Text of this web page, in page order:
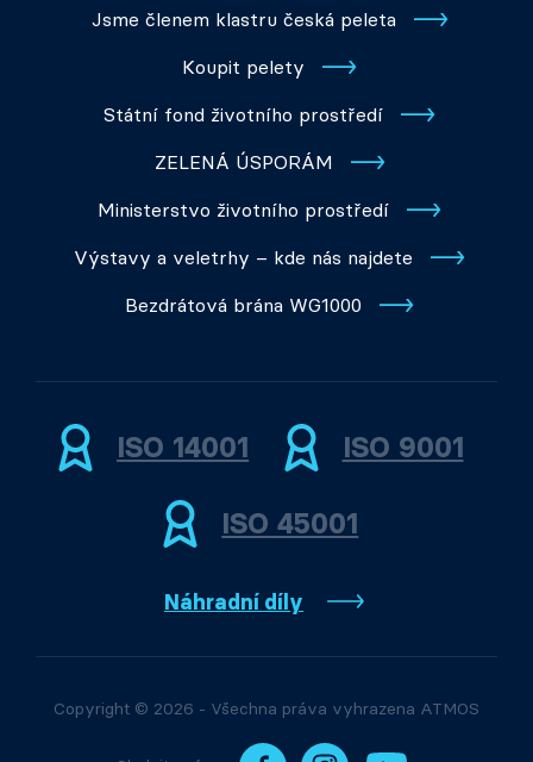
Jsme členem klastru česká peleta
Koupit pelety
Státní fond životního prostředí
ZELENÁ ÚSPORÁM
Ministerstvo životního prostředí
Výstavy a veletrhy – kde nás najdete
Bezdrátová brána WG1000
ISO 14001 ISO 9001
ISO 45001
Náhradní díly
Copyright © 2026 - Všechna práva vyhrazena ATMOS